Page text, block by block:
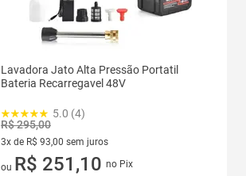
Lavadora Jato Alta Pressão Portatil
Bateria Recarregavel 48V
5.0 (4)
R$ 295,00
3x de R$ 93,00 sem juros
3 vez de R$ 93,00 sem juros
ou R$ 251,10 no Pix